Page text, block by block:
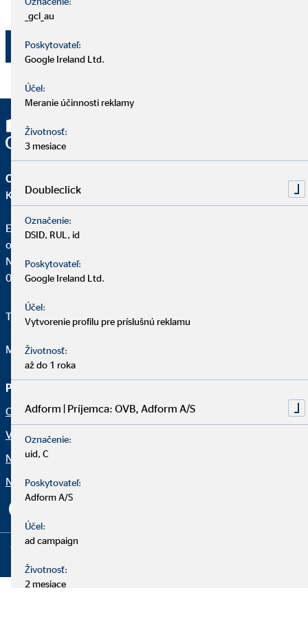
Bratislava - mestská časť Nové Mesto.
Odoslať
OVB Allfinanz Slovensko a.s.
Kancelária | Bytča
Erik Gajdoš
obchodný vedúci pre OVB
Námestie Slovenskej Republiky 23
014 01 Bytča
Telefon: +421 902 511 429
Mail:gajdoserik1@ovbmail.eu
Právne upozornenia
Ochrana osobných údajov
Vyhlásenie o prístupnosti
Netiketa
Nastavenia súborov cookie
Copyright © 2026 by OVB Allfinanz Slovensko a.s. | All Rights
_gcl_au
Poskytovateľ:
Google Ireland Ltd.
Účel:
Meranie účinnosti reklamy
Životnosť:
3 mesiace
Doubleclick
Označenie:
DSID, RUL, id
Poskytovateľ:
Google Ireland Ltd.
Účel:
Vytvorenie profilu pre príslušnú reklamu
Životnosť:
až do 1 roka
Adform | Príjemca: OVB, Adform A/S
Označenie:
uid, C
Poskytovateľ:
Adform A/S
Účel:
ad campaign
Životnosť:
2 mesiace